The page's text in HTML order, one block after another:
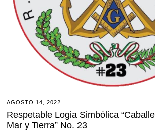
AGOSTO 14, 2022
Respetable Logia Simbólica
Mar y Tierra” No. 23